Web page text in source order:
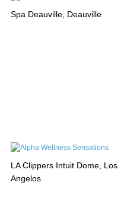
Spa Deauville, Deauville
LA Clippers Intuit Dome, Los
Angelos